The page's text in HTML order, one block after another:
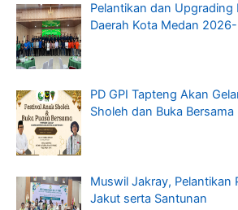
Pelantikan dan Upgrading
Daerah Kota Medan
PD GPI Tapteng Akan
Sholeh dan Buka Bersama
Muswil Jakray, Pelantikan
Jakut serta Santunan